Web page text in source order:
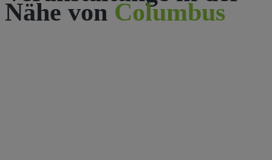
Nähe von Columbus